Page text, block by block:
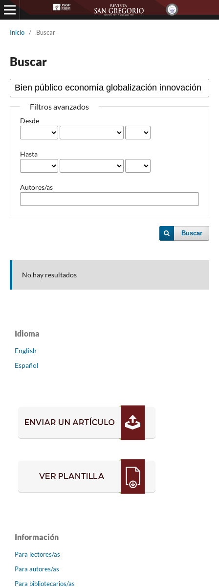
Inicio / Buscar
Buscar
Filtros avanzados
Desde
Hasta
Autores/as
Buscar
No hay resultados
Idioma
English
Español
Información
Para lectores/as
Para autores/as
Para bibliotecarios/as